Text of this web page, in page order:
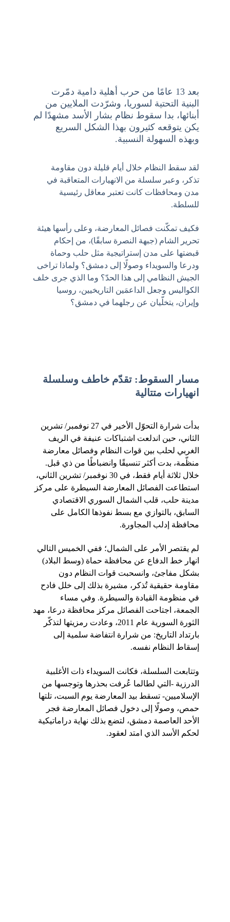
بعد 13 عامًا من حرب أهلية دامية دمّرت
البنية التحتية لسوريا، وشرّدت الملايين من
أبنائها، بدا سقوط نظام بشار الأسد مشهدًا لم
يكن يتوقعه كثيرون بهذا الشكل السريع
وبهذه السهولة النسبية.
لقد سقط النظام خلال أيام قليلة دون مقاومة
تذكر، وعبر سلسلة من الانهيارات المتعاقبة في
مدن ومحافظات كانت تعتبر معاقل رئيسية
للسلطة.
فكيف تمكّنت فصائل المعارضة، وعلى رأسها هيئة
تحرير الشام (جبهة النصرة سابقًا)، من إحكام
قبضتها على مدن إستراتيجية مثل حلب وحماة
ودرعا والسويداء وصولًا إلى دمشق؟ ولماذا تراخى
الجيش النظامي إلى هذا الحدّ؟ وما الذي جرى خلف
الكواليس وجعل الداعمَين التاريخيين، روسيا
وإيران، يتخلّيان عن رجلهما في دمشق؟
مسار السقوط: تقدّم خاطف وسلسلة
انهيارات متتالية
بدأت شرارة التحوّل الأخير في 27 نوفمبر/ تشرين
الثاني، حين اندلعت اشتباكات عنيفة في الريف
الغربي لحلب بين قوات النظام وفصائل معارضة
منظّمة، بدت أكثر تنسيقًا وانضباطًا من ذي قبل.
خلال ثلاثة أيام فقط، في 30 نوفمبر/ تشرين الثاني،
استطاعت الفصائل المعارضة السيطرة على مركز
مدينة حلب، قلب الشمال السوري الاقتصادي
السابق، بالتوازي مع بسط نفوذها الكامل على
محافظة إدلب المجاورة.
لم يقتصر الأمر على الشمال؛ ففي الخميس التالي
انهار خط الدفاع عن محافظة حماة (وسط البلاد)
بشكل مفاجئ، وانسحبت قوات النظام دون
مقاومة حقيقية تُذكر، مشيرة بذلك إلى خلل فادح
في منظومة القيادة والسيطرة. وفي مساء
الجمعة، اجتاحت الفصائل مركز محافظة درعا، مهد
الثورة السورية عام 2011، وعادت رمزيتها لتذكّر
بارتداد التاريخ: من شرارة انتفاضة سلمية إلى
إسقاط النظام نفسه.
وتتابعت السلسلة، فكانت السويداء ذات الأغلبية
الدرزية -التي لطالما عُرفت بحذرها وتوجسها من
الإسلاميين- تسقط بيد المعارضة يوم السبت، تلتها
حمص، وصولًا إلى دخول فصائل المعارضة فجر
الأحد العاصمة دمشق، لتضع بذلك نهاية دراماتيكية
لحكم الأسد الذي امتد لعقود.